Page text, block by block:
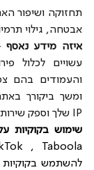
אבטחה, גילוי
איזה מידע נאסף
ומשך ביקורך
IP שלך וספק שירותי האינטרנט שלך.
שימוש בקוקיות